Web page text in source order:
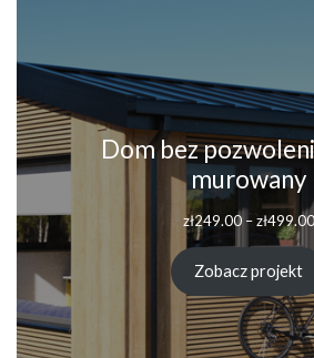
Dom bez
murowany
zł249.00 – zł499.00
Zobacz projekt